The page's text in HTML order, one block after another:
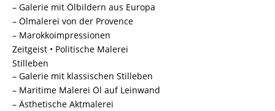
– Galerie mit Ölbildern aus Europa
– Ölmalerei von der Provence
– Marokkoimpressionen
Zeitgeist • Politische Malerei
Stilleben
– Galerie mit klassischen Stilleben
– Maritime Malerei Öl auf Leinwand
– Ästhetische Aktmalerei